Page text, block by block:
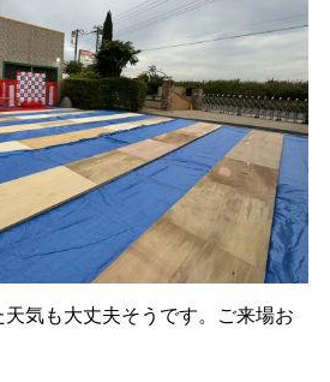
気も大丈夫そうです。ご来場お